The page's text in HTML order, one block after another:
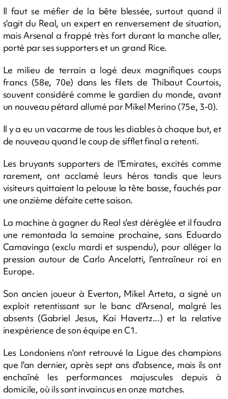
Il faut se méfier de la bête blessée, surtout quand il
s'agit du Real, un expert en renversement de situation,
mais Arsenal a frappé très fort durant la manche aller,
porté par ses supporters et un grand Rice.
Le milieu de terrain a logé deux magnifiques coups
francs (58e, 70e) dans les filets de Thibaut Courtois,
souvent considéré comme le gardien du monde, avant
un nouveau pétard allumé par Mikel Merino (75e, 3-0).
Il y a eu un vacarme de tous les diables à chaque but, et
de nouveau quand le coup de sifflet final a retenti.
Les bruyants supporters de l'Emirates, excités comme
rarement, ont acclamé leurs héros tandis que leurs
visiteurs quittaient la pelouse la tête basse, fauchés par
une onzième défaite cette saison.
La machine à gagner du Real s'est déréglée et il faudra
une remontada la semaine prochaine, sans Eduardo
Camavinga (exclu mardi et suspendu), pour alléger la
pression autour de Carlo Ancelotti, l'entraîneur roi en
Europe.
Son ancien joueur à Everton, Mikel Arteta, a signé un
exploit retentissant sur le banc d'Arsenal, malgré les
absents (Gabriel Jesus, Kai Havertz...) et la relative
inexpérience de son équipe en C1.
Les Londoniens n'ont retrouvé la Ligue des champions
que l'an dernier, après sept ans d'absence, mais ils ont
enchaîné les performances majuscules depuis à
domicile, où ils sont invaincus en onze matches.